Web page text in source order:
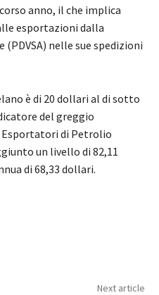
anno, il che implica
esportazioni dalla
nelle sue spedizioni
è di 20 dollari al di sotto
del greggio
Esportatori di Petrolio
un livello di 82,11
di 68,33 dollari.
Next article